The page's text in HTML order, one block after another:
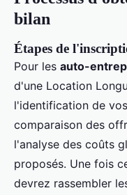
bilan
Étapes de
Pour les auto-
d'une Location
l'identification de
comparaison des
l'analyse des coûts
proposés. Une fois
devrez rassembler